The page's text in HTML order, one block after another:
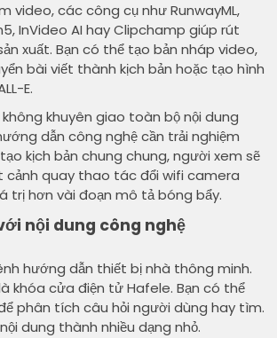
video, các công cụ như RunwayML,
InVideo AI hay Clipchamp giúp rút
xuất. Bạn có thể tạo bản nháp video,
bài viết thành kịch bản hoặc tạo hình
E.
khuyên giao toàn bộ nội dung
dẫn công nghệ cần trải nghiệm
kịch bản chung chung, người xem sẽ
cảnh quay thao tác đổi wifi camera
trị hơn vài đoạn mô tả bóng bẩy.
nội dung công nghệ
hướng dẫn thiết bị nhà thông minh.
khóa cửa điện tử Hafele. Bạn có thể
phân tích câu hỏi người dùng hay tìm.
dung thành nhiều dạng nhỏ.